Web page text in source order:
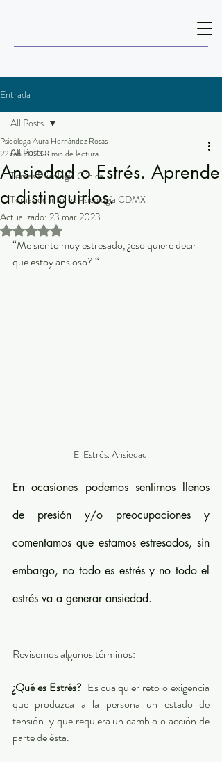
Entrada
All Posts
Temas Psicología Clínica
Temas de interés Psicología CDMX
All Posts
Ansiedad o Estrés. Aprende
a distinguirlos.
Psicóloga Aura Hernández Rosas
22 feb 20238 min de lectura
Actualizado: 23 mar 2023
Obtuvo NaN de 5 estrellas.
“Me siento muy estresado, ¿eso quiere decir
que estoy ansioso? “
El Estrés. Ansiedad
En ocasiones podemos sentirnos llenos
de presión y/o preocupaciones y
comentamos que estamos estresados, sin
embargo, no todo es estrés y no todo el
estrés va a generar ansiedad.
Revisemos algunos términos:
¿Qué es Estrés?
  Es cualquier reto o exigencia
que produzca a la persona un estado de
tensión  y que requiera un cambio o acción de
parte de ésta.